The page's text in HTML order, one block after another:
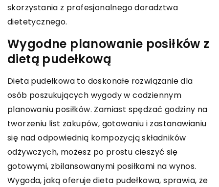
skorzystania z profesjonalnego doradztwa
dietetycznego.
Wygodne planowanie posiłków z
dietą pudełkową
Dieta pudełkowa to doskonałe rozwiązanie dla
osób poszukujących wygody w codziennym
planowaniu posiłków. Zamiast spędzać godziny na
tworzeniu list zakupów, gotowaniu i zastanawianiu
się nad odpowiednią kompozycją składników
odżywczych, możesz po prostu cieszyć się
gotowymi, zbilansowanymi posiłkami na wynos.
Wygoda, jaką oferuje dieta pudełkowa, sprawia, że